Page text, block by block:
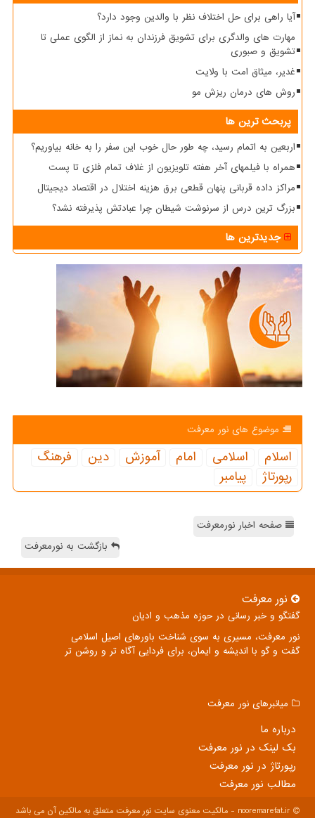
آیا راهی برای حل اختلاف نظر با والدین وجود دارد؟
مهارت های والدگری برای تشویق فرزندان به نماز از الگوی عملی تا
تشویق و صبوری
غدیر، میثاق امت با ولایت
روش های درمان ریزش مو
پربحث ترین ها
اربعین به اتمام رسید، چه طور حال خوب این سفر را به خانه بیاوریم؟
همراه با فیلمهای آخر هفته تلویزیون از غلاف تمام فلزی تا پست
مراکز داده قربانی پنهان قطعی برق هزینه اختلال در اقتصاد دیجیتال
بزرگ ترین درس از سرنوشت شیطان چرا عبادتش پذیرفته نشد؟
جدیدترین ها
موضوع های نور معرفت
اسلام اسلامی امام آموزش دین
فرهنگ
رپورتاژ
پیامبر
صفحه اخبار نورمعرفت
بازگشت به نورمعرفت
نور معرفت
گفتگو و خبر رسانی در حوزه مذهب و ادیان
نور معرفت، مسیری به سوی شناخت باورهای اصیل اسلامی
گفت و گو با اندیشه و ایمان، برای فردایی آگاه تر و روشن تر
میانبرهای نور معرفت
درباره ما
بک لینک در نور معرفت
رپورتاژ در نور معرفت
مطالب نور معرفت